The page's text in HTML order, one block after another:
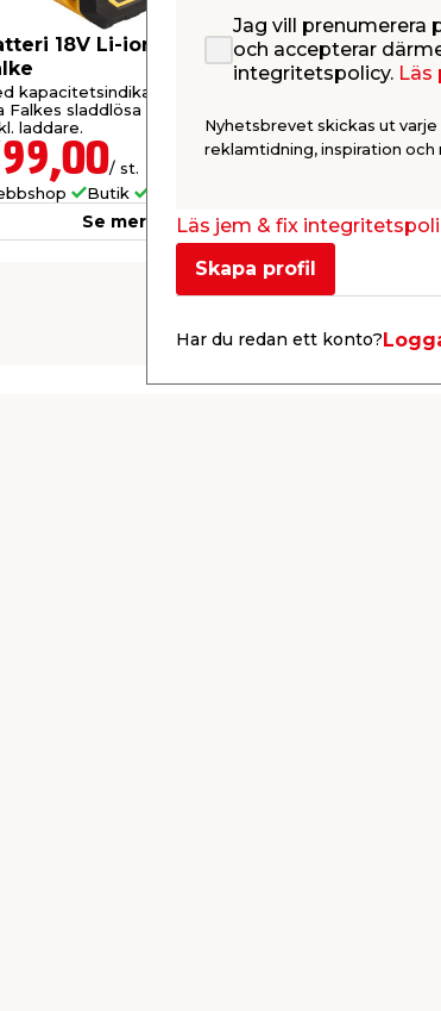
18V Li-ion 6,0 Ah
kapacitetsindikator. Passar
Falkes sladdlösa maskiner.
laddare.
/ st.
Butik
Se mer
Batteri 18V
Falke
laddare.
Jag vill prenumerera
och accepterar
integritetspolicy. Läs
Nyhetsbrevet skickas ut
reklamtidning, inspiration och
Läs jem & fix
Skapa profil
Har du redan ett konto?